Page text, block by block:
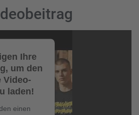
Ihre
um den
Video-
laden!
einen